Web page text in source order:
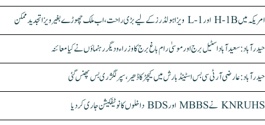
امریکہ میں H-1B اور L-1 ویزا ہولڈرز کے لیے بڑی راحت، اب ملک چھوڑے بغیر ویزا تجدید ممکن
حیدرآباد: سعیدآباد اسٹیل برج اور موسیٰ رام باغ برج کا وزراء و دیگر رہنماؤں نے کیا معائنہ
حیدرآباد: عارضی آر ٹی سی بس اسٹینڈ بارش میں کیچڑ کا ڈھیر، سپر لگژری بس پھنس گئی
KNRUHS نے MBBS اور BDS داخلوں کا نوٹیفکیشن جاری کر دیا